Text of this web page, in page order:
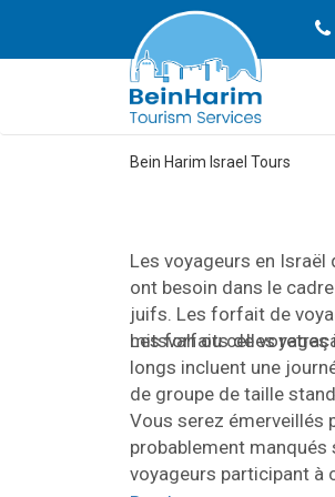
Bein Harim Israel Tours
Les voyageurs en
ont besoin dans le
juifs. Les forfait de
mitsvah ou celles
Les forfaits de voyages
longs incluent une
de groupe de taille
Vous serez émerveillés
probablement manqués
voyageurs participant à